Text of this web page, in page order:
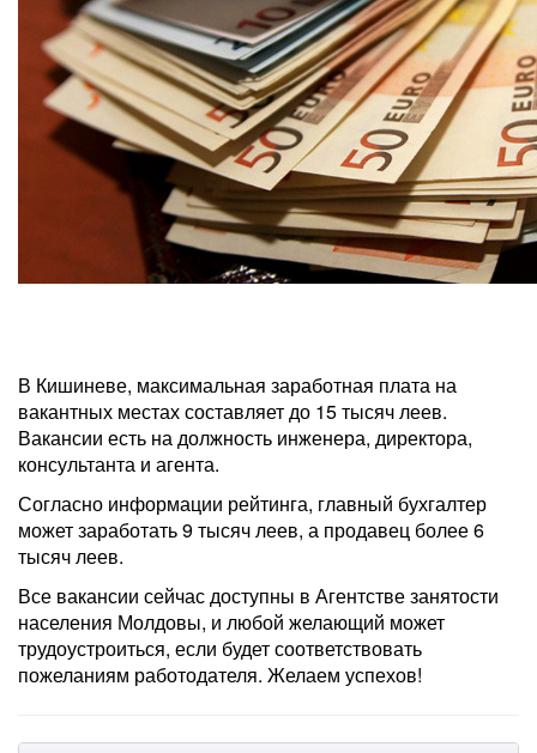
В Кишиневе, максимальная заработная плата на
вакантных местах составляет до 15 тысяч леев.
Вакансии есть на должность инженера, директора,
консультанта и агента.
Согласно информации рейтинга, главный бухгалтер
может заработать 9 тысяч леев, а продавец более 6
тысяч леев.
Все вакансии сейчас доступны в Агентстве занятости
населения Молдовы, и любой желающий может
трудоустроиться, если будет соответствовать
пожеланиям работодателя. Желаем успехов!